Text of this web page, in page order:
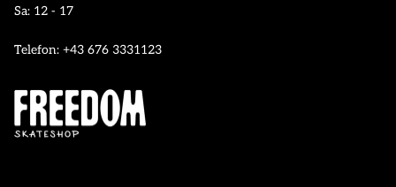
Sa: 12 - 17
Telefon: +43 676 3331123